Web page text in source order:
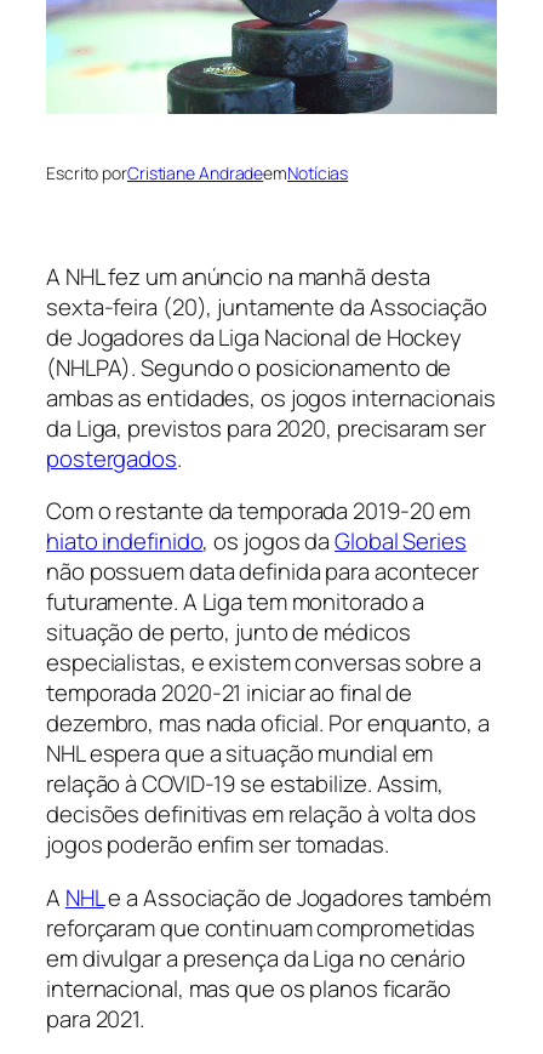
Escrito porCristiane AndradeemNotícias
A NHL fez um anúncio na manhã desta
sexta-feira (20), juntamente da Associação
de Jogadores da Liga Nacional de Hockey
(NHLPA). Segundo o posicionamento de
ambas as entidades, os jogos internacionais
da Liga, previstos para 2020, precisaram ser
postergados.
Com o restante da temporada 2019-20 em
hiato indefinido, os jogos daGlobal Series
não possuem data definida para acontecer
futuramente. A Liga tem monitorado a
situação de perto, junto de médicos
especialistas, e existem conversas sobre a
temporada 2020-21 iniciar ao final de
dezembro, mas nada oficial. Por enquanto, a
NHL espera que a situação mundial em
relação à COVID-19 se estabilize. Assim,
decisões definitivas em relação à volta dos
jogos poderão enfim ser tomadas.
A NHLe a Associação de Jogadores também
reforçaram que continuam comprometidas
em divulgar a presença da Liga no cenário
internacional, mas que os planos ficarão
para 2021.